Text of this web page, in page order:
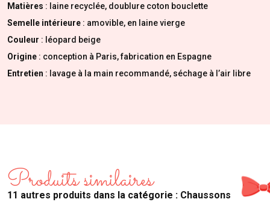
Matières : laine recyclée, doublure coton bouclette
Semelle intérieure : amovible, en laine vierge
Couleur : léopard beige
Origine : conception à Paris, fabrication en Espagne
Entretien : lavage à la main recommandé, séchage à l’air libre
Produits similaires
11 autres produits dans la catégorie : Chaussons